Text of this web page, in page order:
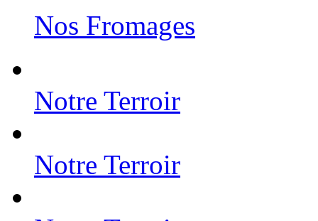
Nos Fromages
Notre Terroir
Notre Terroir